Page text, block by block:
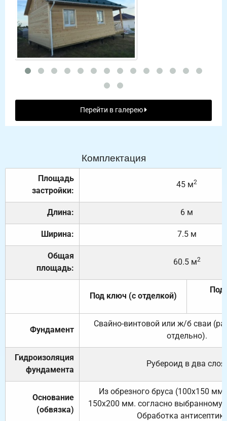
Перейти в галерею
Комплектация
Площадь
застройки:
45 м2
Длина: 6 м
Ширина: 7.5 м
Общая
площадь:
60.5 м2
Под ключ (с отделкой)
Под
Фундамент
Свайно-винтовой или ж/б сваи
отдельно).
Гидроизоляция
фундамента
Рубероид в два слоя.
Основание
(обвязка)
Из обрезного бруса (100х150
150х200 мм. согласно выбранному
Обработка